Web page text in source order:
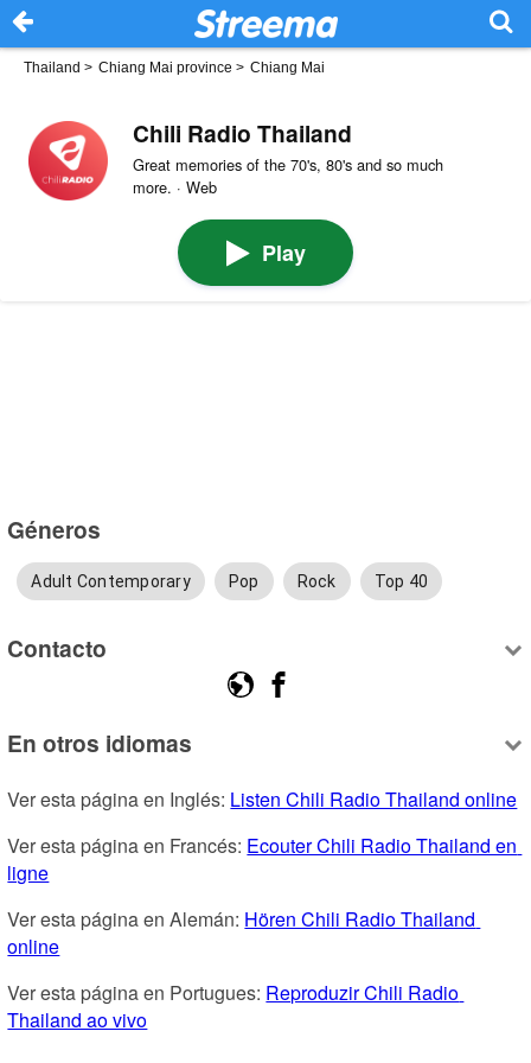
Thailand > Chiang Mai province > Chiang Mai
Chili Radio Thailand
Great memories of the 70's, 80's and so much
more. · Web
Play
Géneros
Adult Contemporary Pop Rock Top 40
Contacto
En otros idiomas
Ver esta página en Inglés: Listen Chili Radio Thailand online
Ver esta página en Francés: Ecouter Chili Radio Thailand en
ligne
Ver esta página en Alemán: Hören Chili Radio Thailand
online
Ver esta página en Portugues: Reproduzir Chili Radio
Thailand ao vivo